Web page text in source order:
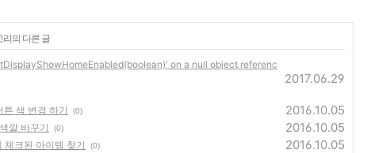
리의 다른 글
on a null object referenc
2017.06.29
색 변경 하기 (0) 2016.10.05
깔 바꾸기 (0) 2016.10.05
체크된 아이템 찾기 (0) 2016.10.05